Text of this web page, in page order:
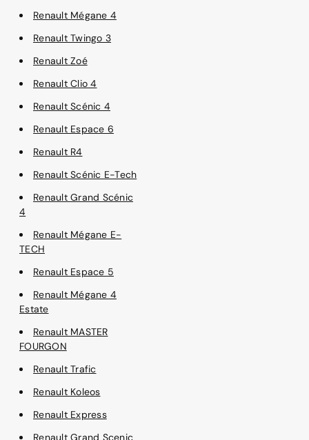
Renault Mégane 4
Renault Twingo 3
Renault Zoé
Renault Clio 4
Renault Scénic 4
Renault Espace 6
Renault R4
Renault Scénic E-Tech
Renault Grand Scénic
4
Renault Mégane E-
TECH
Renault Espace 5
Renault Mégane 4
Estate
Renault MASTER
FOURGON
Renault Trafic
Renault Koleos
Renault Express
Renault Grand Scenic